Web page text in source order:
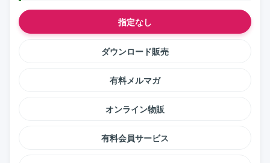
指定なし
ダウンロード販売
有料メルマガ
オンライン物販
有料会員サービス